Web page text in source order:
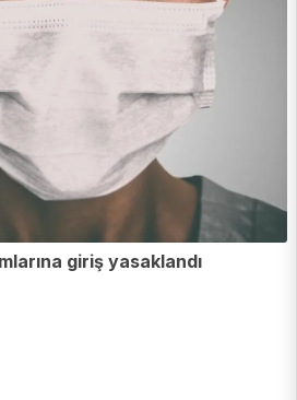
giriş yasaklandı